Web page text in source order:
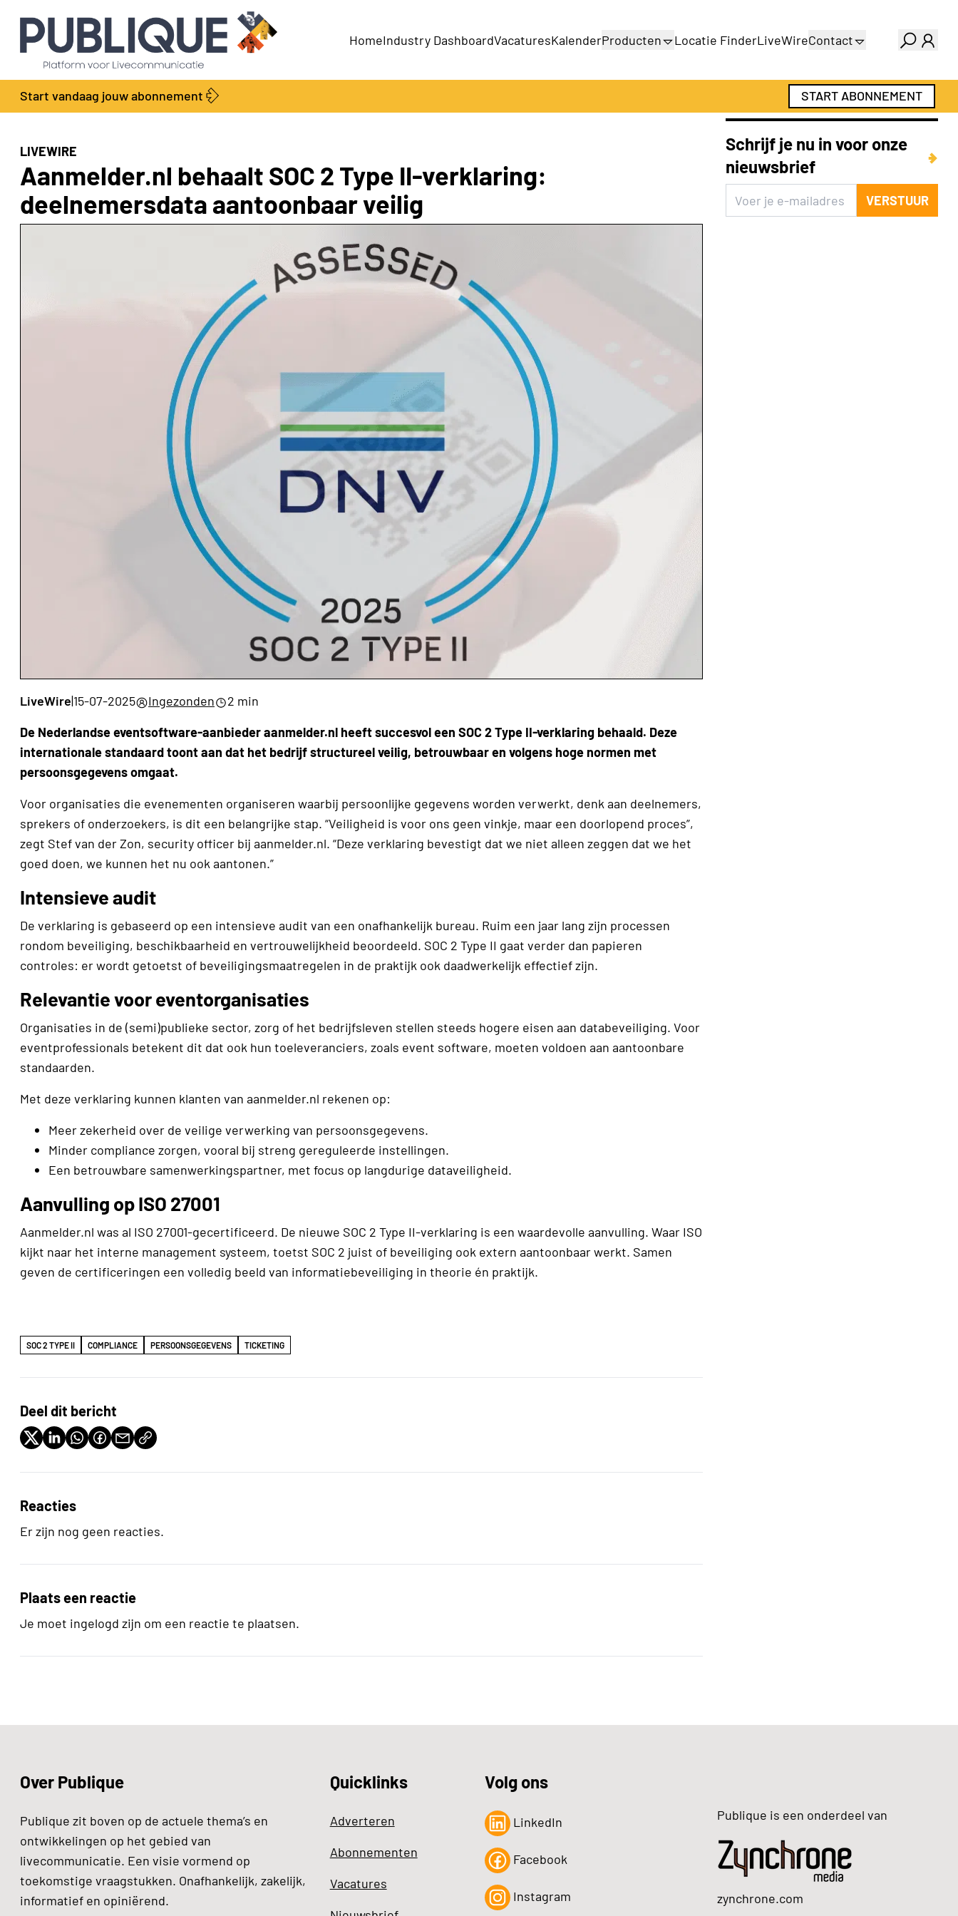
HomeIndustry DashboardVacaturesKalenderProducten
Productengids
Locatie FinderLiveWireContact
Adverteren
Abonnementen
Start vandaag jouw abonnement START ABONNEMENT
LIVEWIRE
Aanmelder.nl behaalt SOC 2 Type II-verklaring:
deelnemersdata aantoonbaar veilig
LiveWire|15-07-2025 Ingezonden
2 min
De Nederlandse eventsoftware-aanbieder aanmelder.nl heeft succesvol een SOC 2 Type II-verklaring behaald. Deze
internationale standaard toont aan dat het bedrijf structureel veilig, betrouwbaar en volgens hoge normen met
persoonsgegevens omgaat.
Voor organisaties die evenementen organiseren waarbij persoonlijke gegevens worden verwerkt, denk aan deelnemers,
sprekers of onderzoekers, is dit een belangrijke stap. “Veiligheid is voor ons geen vinkje, maar een doorlopend proces”,
zegt Stef van der Zon, security officer bij aanmelder.nl. “Deze verklaring bevestigt dat we niet alleen zeggen dat we het
goed doen, we kunnen het nu ook aantonen.”
Intensieve audit
De verklaring is gebaseerd op een intensieve audit van een onafhankelijk bureau. Ruim een jaar lang zijn processen
rondom beveiliging, beschikbaarheid en vertrouwelijkheid beoordeeld. SOC 2 Type II gaat verder dan papieren
controles: er wordt getoetst of beveiligingsmaatregelen in de praktijk ook daadwerkelijk effectief zijn.
Relevantie voor eventorganisaties
Organisaties in de (semi)publieke sector, zorg of het bedrijfsleven stellen steeds hogere eisen aan databeveiliging. Voor
eventprofessionals betekent dit dat ook hun toeleveranciers, zoals event software, moeten voldoen aan aantoonbare
standaarden.
Met deze verklaring kunnen klanten van aanmelder.nl rekenen op:
Meer zekerheid over de veilige verwerking van persoonsgegevens.
Minder compliance zorgen, vooral bij streng gereguleerde instellingen.
Een betrouwbare samenwerkingspartner, met focus op langdurige dataveiligheid.
Aanvulling op ISO 27001
Aanmelder.nl was al ISO 27001-gecertificeerd. De nieuwe SOC 2 Type II-verklaring is een waardevolle aanvulling. Waar ISO
kijkt naar het interne management systeem, toetst SOC 2 juist of beveiliging ook extern aantoonbaar werkt. Samen
geven de certificeringen een volledig beeld van informatiebeveiliging in theorie én praktijk.
SOC 2 TYPE II COMPLIANCE PERSOONSGEGEVENS TICKETING
Deel dit bericht
Reacties
Er zijn nog geen reacties.
Plaats een reactie
Je moet ingelogd zijn om een reactie te plaatsen.
Schrijf je nu in voor onze
nieuwsbrief
VERSTUUR
Over Publique
Publique zit boven op de actuele thema’s en
ontwikkelingen op het gebied van
livecommunicatie. Een visie vormend op
toekomstige vraagstukken. Onafhankelijk, zakelijk,
informatief en opiniërend.
Quicklinks
Adverteren
Abonnementen
Vacatures
Volg ons
LinkedIn
Facebook
Instagram
Publique is een onderdeel van
zynchrone.com